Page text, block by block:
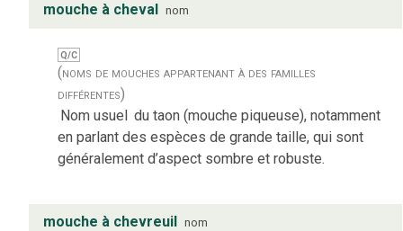
mouche à cheval nom
Q/C
(noms de mouches appartenant à des familles
différentes)
Nom usuel du taon (mouche piqueuse), notamment
en parlant des espèces de grande taille, qui sont
généralement d’aspect sombre et robuste.
mouche à chevreuil nom